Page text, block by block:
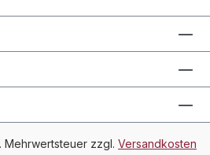
Mehrwertsteuer zzgl. Versandkosten